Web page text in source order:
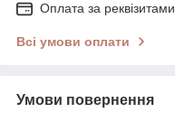
Оплата за реквізитами
Всі умови оплати
Умови повернення